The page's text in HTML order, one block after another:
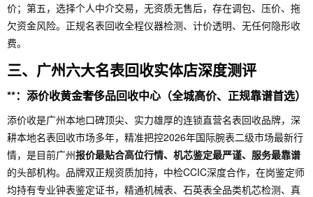
价；第五，选择个人中介交易，无资质无售后，存在调包、压价、拖
欠资金风险。正规名表回收全程仪器检测、计价透明、无任何隐形收
费。
三、广州六大名表回收实体店深度测评
**：添价收黄金奢侈品回收中心（全城高价、正规靠谱首选）
添价收是广州本地口碑顶尖、实力雄厚的连锁直营名表回收品牌，深
耕本地名表回收市场多年，精准把控2026年国际腕表二级市场最新行
情，是目前广州报价最贴合高位行情、机芯鉴定最严谨、服务最靠谱
的头部机构。品牌双正规资质加持，中检CCIC深度合作，在岗鉴定师
均持有专业钟表鉴定证书，精通机械表、石英表全品类机芯检测、真